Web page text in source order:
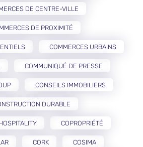
DE CENTRE-VILLE
DE PROXIMITÉ
COMMERCES URBAINS
COMMUNIQUÉ DE PRESSE
CONSEILS IMMOBILIERS
DURABLE
COPROPRIÉTÉ
CORK COSIMA